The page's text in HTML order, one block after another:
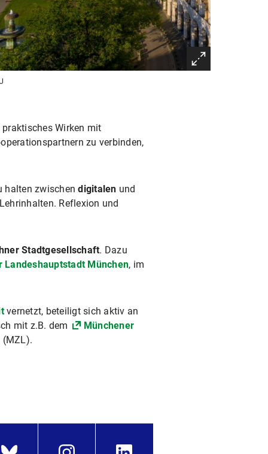
Wirken mit
zu verbinden,
halten zwischendigitalen und
Reflexion und
Stadtgesellschaft. Dazu
Landeshauptstadt München, im
vernetzt, beteiligt sich aktiv an
mit z.B. dem
Münchener
(MZL).